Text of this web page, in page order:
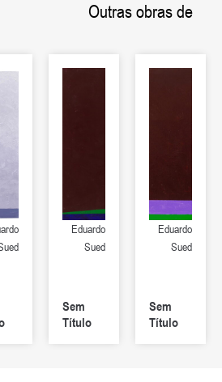
Outras obras de
Eduardo
Sued
Sem
Título
Eduardo
Sued
Sem
Título